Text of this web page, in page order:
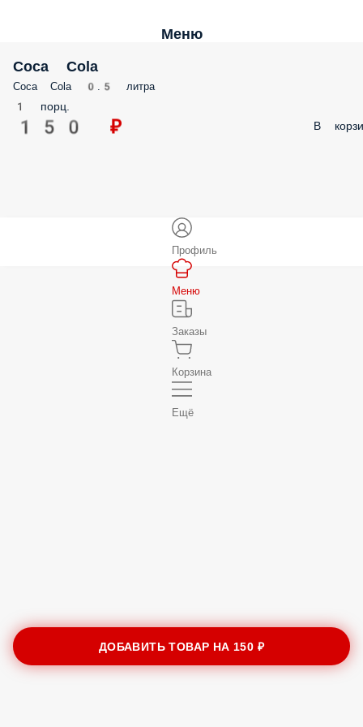
Меню
Coca Cola
Coca Cola 0.5 литра
1 порц.
150 ₽ В
ДОБАВИТЬ ТОВАР НА 150 ₽
Профиль
Меню
Заказы
Корзина
Ещё